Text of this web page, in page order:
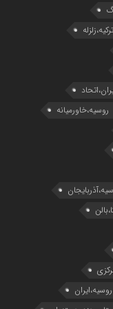
ترکیه،زلزله
روسیه،خاورمیانه